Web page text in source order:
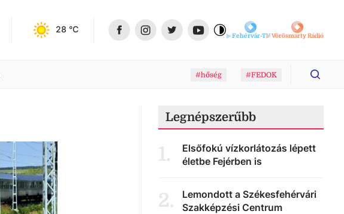
28 °C
Fehérvár-TVVörösmarty Rádió
#hőség #FEDOK
Legnépszerűbb
1.
Elsőfokú vízkorlátozás lépett
életbe Fejérben is
2.
Lemondott a Székesfehérvári
Szakképzési Centrum